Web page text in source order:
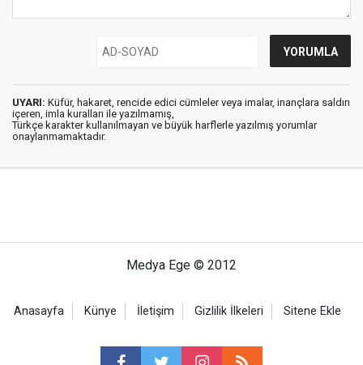
UYARI: Küfür, hakaret, rencide edici cümleler veya imalar, inançlara saldırı
içeren, imla kuralları ile yazılmamış,
Türkçe karakter kullanılmayan ve büyük harflerle yazılmış yorumlar
onaylanmamaktadır.
Medya Ege © 2012
Anasayfa Künye İletişim Gizlilik İlkeleri Sitene Ekle